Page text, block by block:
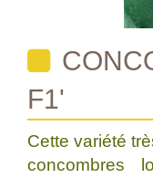
F1'
Cette variété
concombres